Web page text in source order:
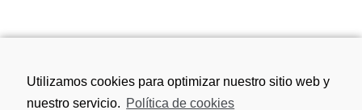
Utilizamos cookies para optimizar nuestro sitio web y
nuestro servicio. Política de cookies
Granada